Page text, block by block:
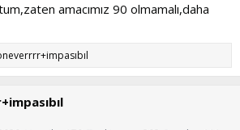
amacımız 90 olmamalı,daha